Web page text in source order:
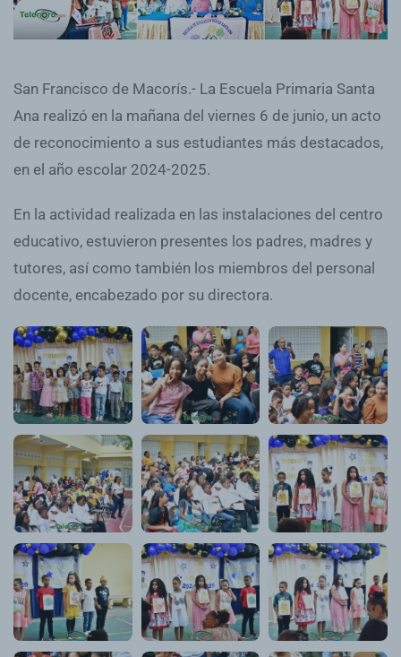
San Francisco de Macorís.- La Escuela Primaria Santa
Ana realizó en la mañana del viernes 6 de junio, un acto
de reconocimiento a sus estudiantes más destacados,
en el año escolar 2024-2025.
En la actividad realizada en las instalaciones del centro
educativo, estuvieron presentes los padres, madres y
tutores, así como también los miembros del personal
docente, encabezado por su directora.